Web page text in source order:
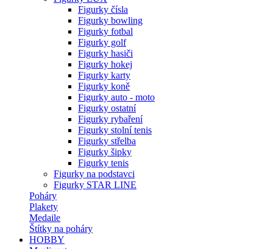
Figurky čísla
Figurky bowling
Figurky fotbal
Figurky golf
Figurky hasiči
Figurky hokej
Figurky karty
Figurky koně
Figurky auto - moto
Figurky ostatní
Figurky rybaření
Figurky stolní tenis
Figurky střelba
Figurky šipky
Figurky tenis
Figurky na podstavci
Figurky STAR LINE
Poháry
Plakety
Medaile
Štítky na poháry
HOBBY